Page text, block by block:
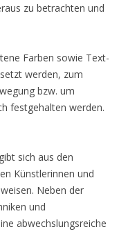
zu betrachten und
Farben sowie Text-
werden, zum
bzw. um
festgehalten werden.
sich aus den
Künstlerinnen und
Neben der
und
abwechslungsreiche